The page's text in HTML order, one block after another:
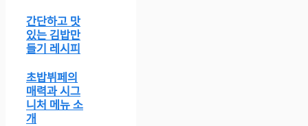
간단하고 맛
있는 김밥만
들기 레시피
초밥뷔페의
매력과 시그
니처 메뉴 소
개